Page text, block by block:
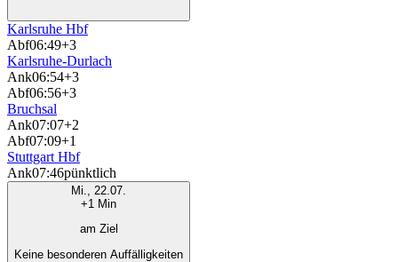
Karlsruhe Hbf
Abf06:49+3
Karlsruhe-Durlach
Ank06:54+3
Abf06:56+3
Bruchsal
Ank07:07+2
Abf07:09+1
Stuttgart Hbf
Ank07:46pünktlich
Mi., 22.07.
+1 Min
am Ziel
Keine besonderen Auffälligkeiten